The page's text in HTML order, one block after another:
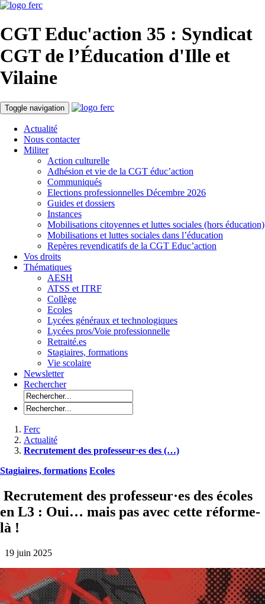
CGT Educ'action 35 : Syndicat
CGT de l’Éducation d'Ille et
Vilaine
Toggle navigation
Actualité
Nous contacter
Militer
Action culturelle
Adhésion et vie de la CGT éduc’action
Communiqués
Elections professionnelles Décembre 2026
Guides et dossiers
Instances
Mobilisations citoyennes et luttes sociales (hors éducation)
Mobilisations et luttes sociales dans l’éducation
Repères revendicatifs de la CGT Educ’action
Vos droits
Thématiques
AESH
ATSS et ITRF
Collège
Ecoles
Lycées généraux et technologiques
Lycées pros/Voie professionnelle
Retraité.es
Stagiaires, formations
Vie scolaire
Newsletter
Rechercher
Ferc
Actualité
Recrutement des professeur·es des (…)
Stagiaires, formations Ecoles
Recrutement des professeur·es des écoles
en L3 : Oui… mais pas avec cette réforme-
là !
19 juin 2025